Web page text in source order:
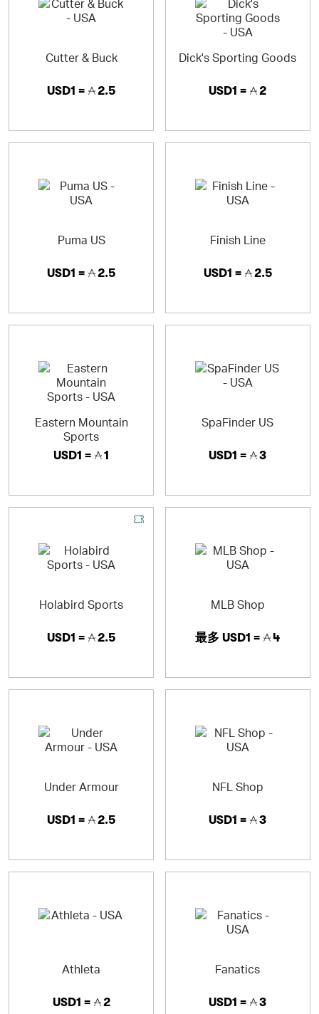
Cutter & Buck
USD1 = 2.5
Dick's Sporting Goods
USD1 = 2
Puma US
USD1 = 2.5
Finish Line
USD1 = 2.5
Eastern Mountain
Sports
USD1 = 1
SpaFinder US
USD1 = 3
Holabird Sports
USD1 = 2.5
MLB Shop
最多 USD1 = 4
Under Armour
USD1 = 2.5
NFL Shop
USD1 = 3
Athleta
USD1 = 2
Fanatics
USD1 = 3